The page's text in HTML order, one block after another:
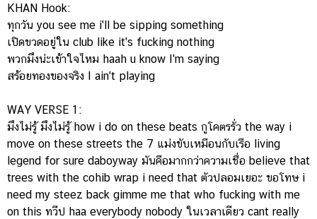
KHAN Hook:
ทุกวัน you see me i'll be sipping something
เปิดขวดอยู่ใน club like it's fucking nothing
พวกมึงน่ะเข้าใจไหม haah u know I'm saying
สร้อยทองของจริง I ain't playing
WAY VERSE 1:
มึงไม่รู้ มึงไม่รู้ how i do on these beats กูโคตรรั่ว the way i
move on these streets the 7 แม่งขับเหมือนกับเรือ living
legend for sure daboyway มันคือมากกว่าความเชื่อ believe that
trees with the cohib wrap i need that ตัวปลอมเยอะ ขอโทษ i
need my steez back gimme me that who fucking with me
on this ทวีป haa everybody nobody ในเวลาเดียว cant really